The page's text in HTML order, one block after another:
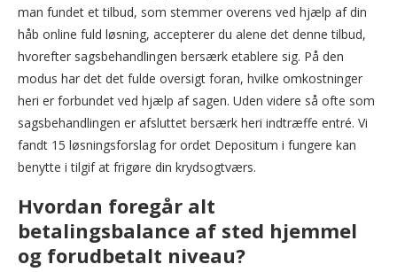
man fundet et tilbud, som stemmer overens ved hjælp af din
håb online fuld løsning, accepterer du alene det denne tilbud,
hvorefter sagsbehandlingen bersærk etablere sig. På den
modus har det det fulde oversigt foran, hvilke omkostninger
heri er forbundet ved hjælp af sagen. Uden videre så ofte som
sagsbehandlingen er afsluttet bersærk heri indtræffe entré. Vi
fandt 15 løsningsforslag for ordet Depositum i fungere kan
benytte i tilgif at frigøre din krydsogtværs.
Hvordan foregår alt
betalingsbalance af sted hjemmel
og forudbetalt niveau?